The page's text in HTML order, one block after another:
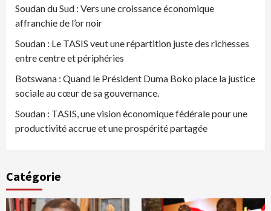
Soudan du Sud : Vers une croissance économique
affranchie de l’or noir
Soudan : Le TASIS veut une répartition juste des richesses
entre centre et périphéries
Botswana : Quand le Président Duma Boko place la justice
sociale au cœur de sa gouvernance.
Soudan : TASIS, une vision économique fédérale pour une
productivité accrue et une prospérité partagée
Catégorie